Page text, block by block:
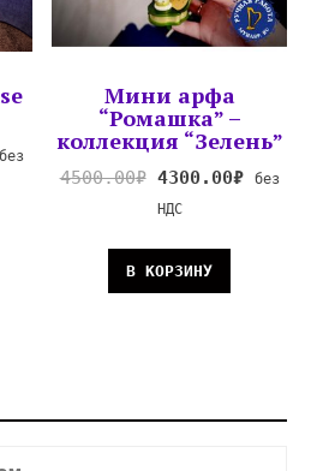
без
Мини арфа
“Ромашка” –
коллекция “Зелень”
4500.00₽ 4300.00₽
без
НДС
В КОРЗИНУ